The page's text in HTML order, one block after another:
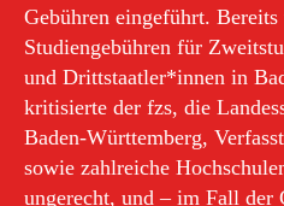
Gebühren eingeführt.
Studiengebühren für
und Drittstaatler*innen in
kritisierte der fzs, die
Baden-Württemberg,
sowie zahlreiche
ungerecht, und – im Fall